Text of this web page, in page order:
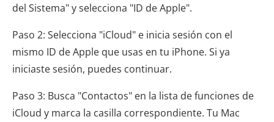
del Sistema" y selecciona "ID de Apple".
Paso 2: Selecciona "iCloud" e inicia sesión con el
mismo ID de Apple que usas en tu iPhone. Si ya
iniciaste sesión, puedes continuar.
Paso 3: Busca "Contactos" en la lista de funciones de
iCloud y marca la casilla correspondiente. Tu Mac